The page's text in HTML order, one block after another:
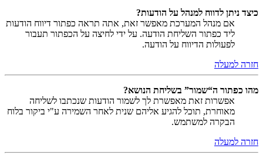
כיצד ניתן לדווח למנהל על הודעות?
אם מנהל המערכת מאפשר זאת, אתה תראה כפתור דיווח הודעות
ליד כפתור השליחת הודעה. על ידי לחיצה על הכפתור תעבור
לפעולות הדיווח על הודעה.
חזרה למעלה
מהו כפתור ה“שמור” בשליחת הנושא?
אפשרות זאת מאפשרת לך לשמור הודעות שנכתבו לשליחה
מאוחרת, תוכל להגיע אליהם שנית לאחר השמירה ע"י ביקור בלוח
הבקרה למשתמש.
חזרה למעלה